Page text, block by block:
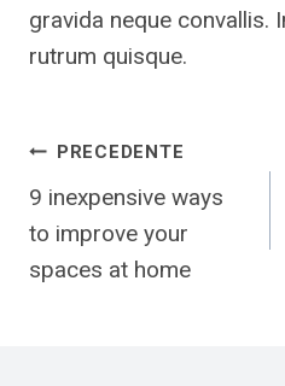
gravida neque convallis.
rutrum quisque.
Navigazione
articoli
PRECEDENTE
9 inexpensive ways
to improve your
spaces at home